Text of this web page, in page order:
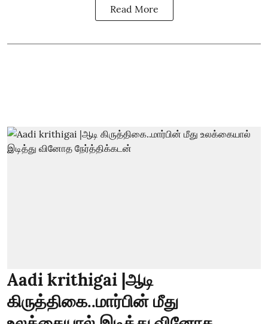
Read More
Aadi krithigai |ஆடி
கிருத்திகை..மார்பின் மீது